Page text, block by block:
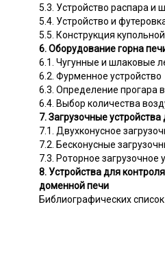
5.3. Устройство распара и
5.4. Устройство и
5.5. Конструкция
6. Оборудование горна
6.1. Чугунные и шлаковые
6.2. Фурменное устройство
6.3. Определение прогара
6.4. Выбор количества
7. Загрузочные
7.1. Двухконусное
7.2. Бесконусные
7.3. Роторное загрузочное
8. Устройства для
доменной печи
Библиографических список